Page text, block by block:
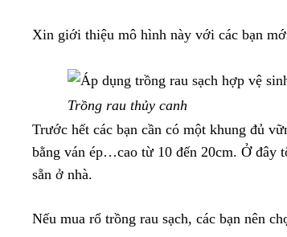
Xin giới thiệu mô hình này với các bạn
Trồng rau thủy canh
Trước hết các bạn cần có một khung đủ
bằng ván ép…cao từ 10 đến 20cm. Ở đây
sẵn ở nhà.
Nếu mua rổ trồng rau sạch, các bạn nên